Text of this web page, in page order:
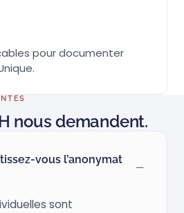
pour documenter
nous demandent.
vous l’anonymat
sont